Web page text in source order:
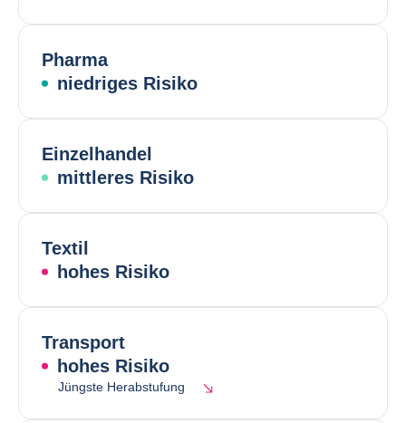
Pharma
niedriges Risiko
Einzelhandel
mittleres Risiko
Textil
hohes Risiko
Transport
hohes Risiko
Jüngste Herabstufung